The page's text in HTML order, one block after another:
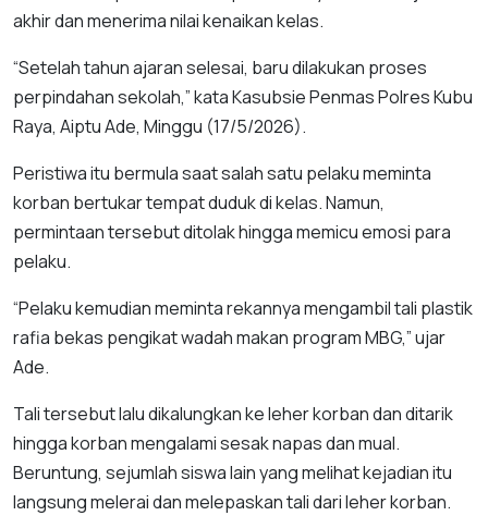
akhir dan menerima nilai kenaikan kelas.
“Setelah tahun ajaran selesai, baru dilakukan proses
perpindahan sekolah,” kata Kasubsie Penmas Polres Kubu
Raya, Aiptu Ade, Minggu (17/5/2026).
Peristiwa itu bermula saat salah satu pelaku meminta
korban bertukar tempat duduk di kelas. Namun,
permintaan tersebut ditolak hingga memicu emosi para
pelaku.
“Pelaku kemudian meminta rekannya mengambil tali plastik
rafia bekas pengikat wadah makan program MBG,” ujar
Ade.
Tali tersebut lalu dikalungkan ke leher korban dan ditarik
hingga korban mengalami sesak napas dan mual.
Beruntung, sejumlah siswa lain yang melihat kejadian itu
langsung melerai dan melepaskan tali dari leher korban.